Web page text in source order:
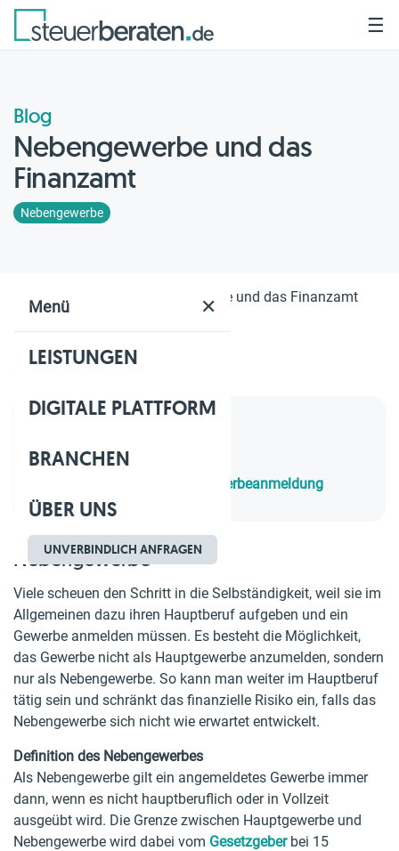
Menü ✕
LEISTUNGEN
DIGITALE PLATTFORM
BRANCHEN
ÜBER UNS
UNVERBINDLICH ANFRAGEN
☰
Blog
Nebengewerbe und das
Finanzamt
Nebengewerbe
Home Nebengewerbe und das Finanzamt
1. Nebengewerbe
Anforderungen bei der Gewerbeanmeldung
Nebengewerbe
Viele scheuen den Schritt in die Selbständigkeit, weil sie im
Allgemeinen dazu ihren Hauptberuf aufgeben und ein
Gewerbe anmelden müssen. Es besteht die Möglichkeit,
das Gewerbe nicht als Hauptgewerbe anzumelden, sondern
nur als Nebengewerbe. So kann man weiter im Hauptberuf
tätig sein und schränkt das finanzielle Risiko ein, falls das
Nebengewerbe sich nicht wie erwartet entwickelt.
Definition des Nebengewerbes
Als Nebengewerbe gilt ein angemeldetes Gewerbe immer
dann, wenn es nicht hauptberuflich oder in Vollzeit
ausgeübt wird. Die Grenze zwischen Hauptgewerbe und
Nebengewerbe wird dabei vom Gesetzgeberbei 15